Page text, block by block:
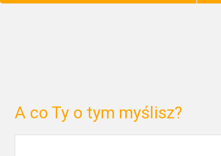
A co Ty o tym myślisz?